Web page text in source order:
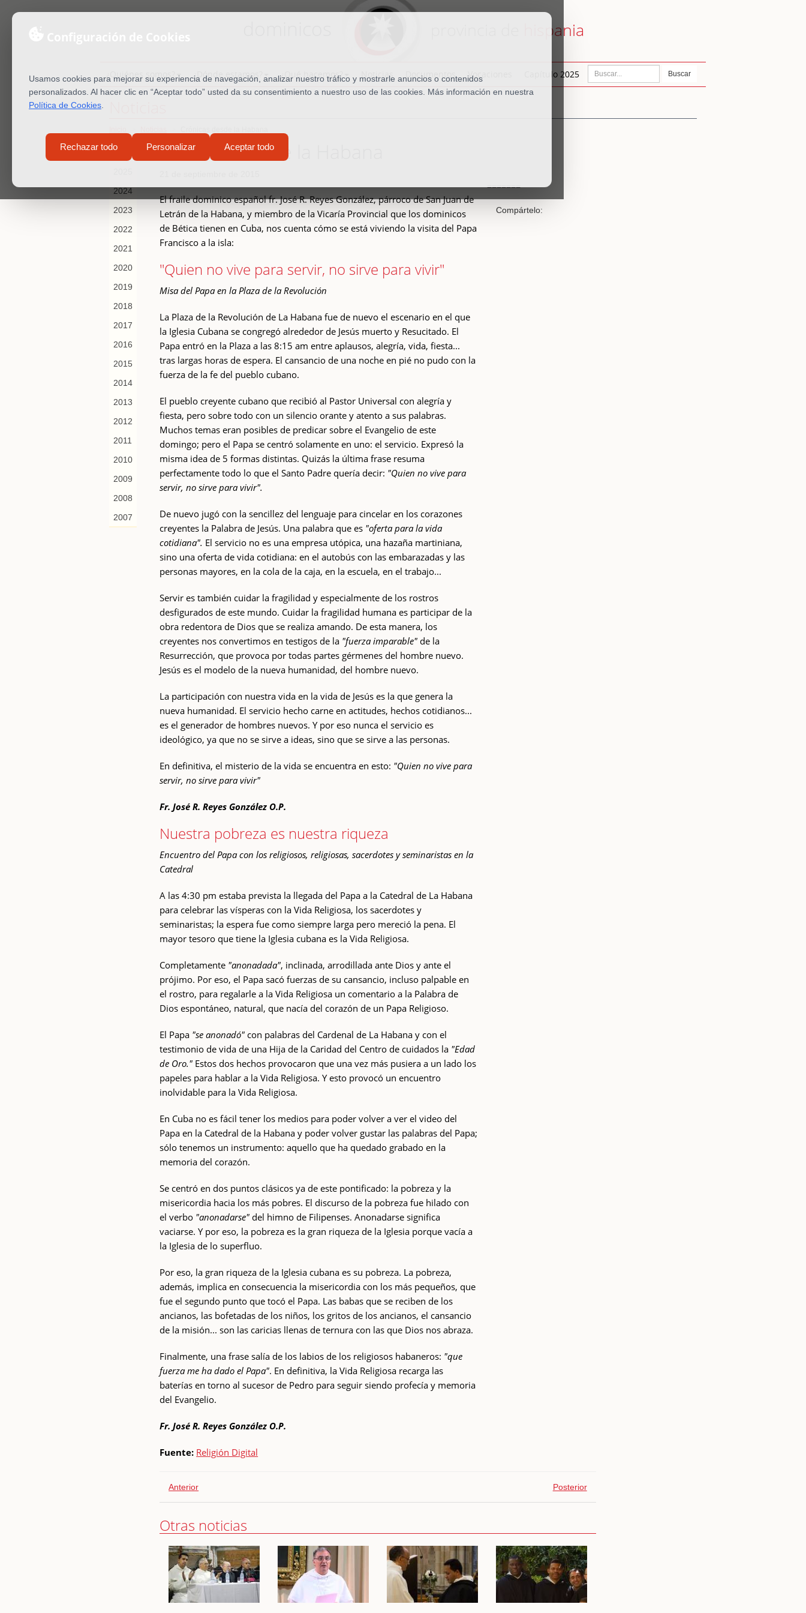
Usamos cookies para mejorar su experiencia de navegación, analizar nuestro tráfico y mostrarle anuncios o contenidos
personalizados. Al hacer clic en “Aceptar todo” usted da su consentimiento a nuestro uso de las cookies. Más información en nuestra
Política de Cookies
Rechazar todo Personalizar Aceptar todo
hispania
¿Quiénes somos? ¿Dónde estamos? ¿Qué hacemos? Noticias Documentos Vocaciones Capítulo 2025 Buscar
2026
2024
2023
2022
2021
2020
2019
2018
2017
2016
2015
2014
2013
2012
2011
2010
2009
2008
2007
Crónicas desde la Habana
El fraile dominico español fr. José R. Reyes González, párroco de San Juan de
Letrán de la Habana, y miembro de la Vicaría Provincial que los dominicos
de Bética tienen en Cuba, nos cuenta cómo se está viviendo la visita del Papa
Francisco a la isla:
"Quien no vive para servir, no sirve para vivir"
Misa del Papa en la Plaza de la Revolución
La Plaza de la Revolución de La Habana fue de nuevo el escenario en el que
la Iglesia Cubana se congregó alrededor de Jesús muerto y Resucitado. El
Papa entró en la Plaza a las 8:15 am entre aplausos, alegría, vida, fiesta...
tras largas horas de espera. El cansancio de una noche en pié no pudo con la
fuerza de la fe del pueblo cubano.
El pueblo creyente cubano que recibió al Pastor Universal con alegría y
fiesta, pero sobre todo con un silencio orante y atento a sus palabras.
Muchos temas eran posibles de predicar sobre el Evangelio de este
domingo; pero el Papa se centró solamente en uno: el servicio. Expresó la
misma idea de 5 formas distintas. Quizás la última frase resuma
perfectamente todo lo que el Santo Padre quería decir: "Quien no vive para
servir, no sirve para vivir".
De nuevo jugó con la sencillez del lenguaje para cincelar en los corazones
creyentes la Palabra de Jesús. Una palabra que es "oferta para la vida
cotidiana". El servicio no es una empresa utópica, una hazaña martiniana,
sino una oferta de vida cotidiana: en el autobús con las embarazadas y las
personas mayores, en la cola de la caja, en la escuela, en el trabajo...
Servir es también cuidar la fragilidad y especialmente de los rostros
desfigurados de este mundo. Cuidar la fragilidad humana es participar de la
obra redentora de Dios que se realiza amando. De esta manera, los
creyentes nos convertimos en testigos de la "fuerza imparable" de la
Resurrección, que provoca por todas partes gérmenes del hombre nuevo.
Jesús es el modelo de la nueva humanidad, del hombre nuevo.
La participación con nuestra vida en la vida de Jesús es la que genera la
nueva humanidad. El servicio hecho carne en actitudes, hechos cotidianos...
es el generador de hombres nuevos. Y por eso nunca el servicio es
ideológico, ya que no se sirve a ideas, sino que se sirve a las personas.
En definitiva, el misterio de la vida se encuentra en esto: "Quien no vive para
servir, no sirve para vivir"
Fr. José R. Reyes González O.P.
Nuestra pobreza es nuestra riqueza
Encuentro del Papa con los religiosos, religiosas, sacerdotes y seminaristas en la
Catedral
A las 4:30 pm estaba prevista la llegada del Papa a la Catedral de La Habana
para celebrar las vísperas con la Vida Religiosa, los sacerdotes y
seminaristas; la espera fue como siempre larga pero mereció la pena. El
mayor tesoro que tiene la Iglesia cubana es la Vida Religiosa.
Completamente "anonadada", inclinada, arrodillada ante Dios y ante el
prójimo. Por eso, el Papa sacó fuerzas de su cansancio, incluso palpable en
el rostro, para regalarle a la Vida Religiosa un comentario a la Palabra de
Dios espontáneo, natural, que nacía del corazón de un Papa Religioso.
El Papa "se anonadó" con palabras del Cardenal de La Habana y con el
testimonio de vida de una Hija de la Caridad del Centro de cuidados la "Edad
de Oro." Estos dos hechos provocaron que una vez más pusiera a un lado los
papeles para hablar a la Vida Religiosa. Y esto provocó un encuentro
inolvidable para la Vida Religiosa.
En Cuba no es fácil tener los medios para poder volver a ver el video del
Papa en la Catedral de la Habana y poder volver gustar las palabras del Papa;
sólo tenemos un instrumento: aquello que ha quedado grabado en la
memoria del corazón.
Se centró en dos puntos clásicos ya de este pontificado: la pobreza y la
misericordia hacia los más pobres. El discurso de la pobreza fue hilado con
el verbo "anonadarse" del himno de Filipenses. Anonadarse significa
vaciarse. Y por eso, la pobreza es la gran riqueza de la Iglesia porque vacía a
la Iglesia de lo superfluo.
Por eso, la gran riqueza de la Iglesia cubana es su pobreza. La pobreza,
además, implica en consecuencia la misericordia con los más pequeños, que
fue el segundo punto que tocó el Papa. Las babas que se reciben de los
ancianos, las bofetadas de los niños, los gritos de los ancianos, el cansancio
de la misión... son las caricias llenas de ternura con las que Dios nos abraza.
Finalmente, una frase salía de los labios de los religiosos habaneros: "que
fuerza me ha dado el Papa". En definitiva, la Vida Religiosa recarga las
baterías en torno al sucesor de Pedro para seguir siendo profecía y memoria
del Evangelio.
Fr. José R. Reyes González O.P.
Fuente: Religión Digital
=======
Compártelo:
Anterior Posterior
Otras noticias